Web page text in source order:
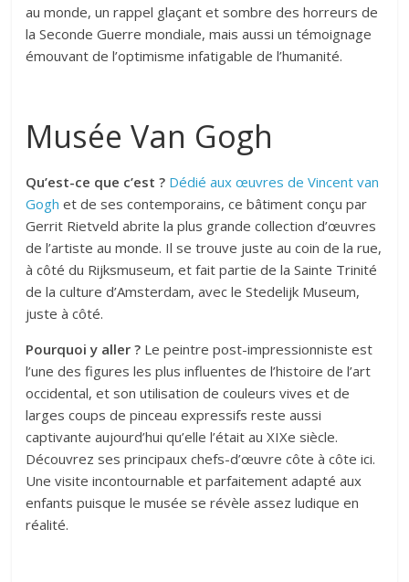
au monde, un rappel glaçant et sombre des horreurs de
la Seconde Guerre mondiale, mais aussi un témoignage
émouvant de l’optimisme infatigable de l’humanité.
Musée Van Gogh
Qu’est-ce que c’est ? Dédié aux œuvres de Vincent van
Gogh et de ses contemporains, ce bâtiment conçu par
Gerrit Rietveld abrite la plus grande collection d’œuvres
de l’artiste au monde. Il se trouve juste au coin de la rue,
à côté du Rijksmuseum, et fait partie de la Sainte Trinité
de la culture d’Amsterdam, avec le Stedelijk Museum,
juste à côté.
Pourquoi y aller ? Le peintre post-impressionniste est
l’une des figures les plus influentes de l’histoire de l’art
occidental, et son utilisation de couleurs vives et de
larges coups de pinceau expressifs reste aussi
captivante aujourd’hui qu’elle l’était au XIXe siècle.
Découvrez ses principaux chefs-d’œuvre côte à côte ici.
Une visite incontournable et parfaitement adapté aux
enfants puisque le musée se révèle assez ludique en
réalité.